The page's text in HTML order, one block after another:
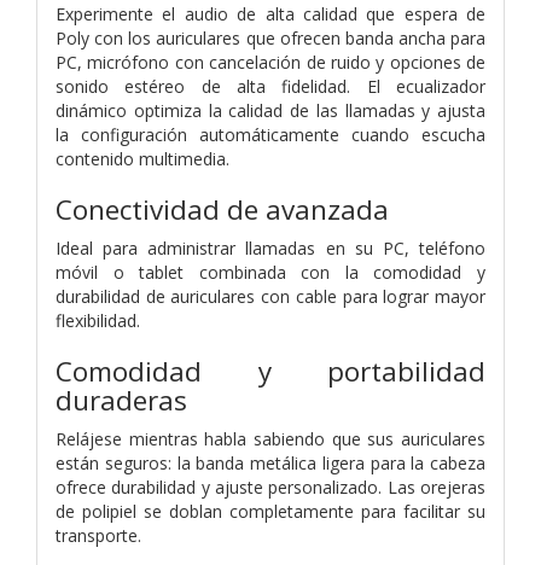
Experimente el audio de alta calidad que espera de
Poly con los auriculares que ofrecen banda ancha para
PC, micrófono con cancelación de ruido y opciones de
sonido estéreo de alta fidelidad. El ecualizador
dinámico optimiza la calidad de las llamadas y ajusta
la configuración automáticamente cuando escucha
contenido multimedia.
Conectividad de avanzada
Ideal para administrar llamadas en su PC, teléfono
móvil o tablet combinada con la comodidad y
durabilidad de auriculares con cable para lograr mayor
flexibilidad.
Comodidad y portabilidad
duraderas
Relájese mientras habla sabiendo que sus auriculares
están seguros: la banda metálica ligera para la cabeza
ofrece durabilidad y ajuste personalizado. Las orejeras
de polipiel se doblan completamente para facilitar su
transporte.